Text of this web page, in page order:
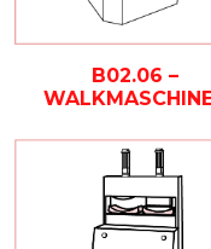
B02.06 –